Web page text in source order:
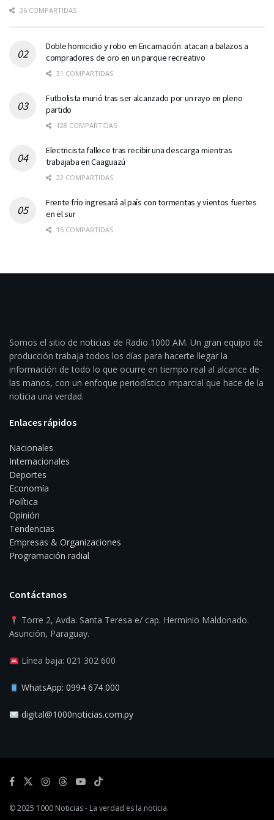
36 COMPARTIDAS
Doble homicidio y robo en Encarnación: atacan a balazos a
compradores de oro en un parque recreativo
31 COMPARTIDAS
Futbolista murió tras ser alcanzado por un rayo en pleno
partido
128 COMPARTIDAS
Electricista fallece tras recibir una descarga mientras
trabajaba en Caaguazú
22 COMPARTIDAS
Frente frío ingresará al país con tormentas y vientos fuertes
en el sur
15 COMPARTIDAS
Somos el sitio de noticias de Radio 1000 AM. Un gran equipo de
producción trabaja todos los días para hacerte llegar la
información de todo lo que ocurre en tiempo real al alcance de
las manos, con un enfoque periodístico imparcial que hace de la
noticia una verdad.
Enlaces rápidos
Nacionales
Internacionales
Deportes
Economía
Política
Opinión
Tendencias
Empresas & Organizaciones
Programación radial
Contáctanos
Torre 2, Avda. Santa Teresa e/ cap. Herminio Maldonado.
Asunción, Paraguay.
Línea baja: 021 302 600
WhatsApp: 0994 674 000
digital@1000noticias.com.py
© 2025 1000 Noticias- La verdad es la noticia.